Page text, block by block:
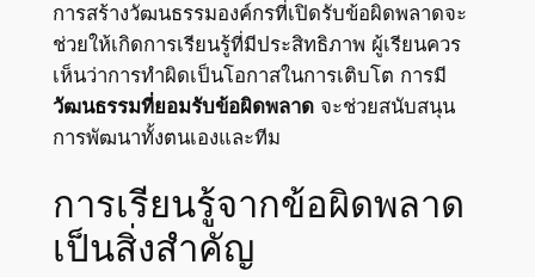
การสร้างวัฒนธรรมองค์กรที่เปิดรับข้อผิดพลาดจะ
ช่วยให้เกิดการเรียนรู้ที่มีประสิทธิภาพ ผู้เรียนควร
เห็นว่าการทำผิดเป็นโอกาสในการเติบโต การมี
วัฒนธรรมที่ยอมรับข้อผิดพลาดจะช่วยสนับสนุน
การพัฒนาทั้งตนเองและทีม
การเรียนรู้จากข้อผิดพลาด
เป็นสิ่งสำคัญ